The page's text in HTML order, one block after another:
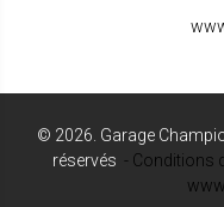
© 2026 Garage
réservés - Conditions